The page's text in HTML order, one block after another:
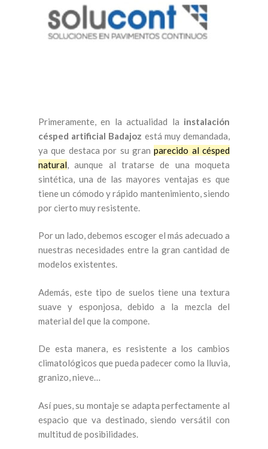
Primeramente, en la actualidad la instalación
césped artificial Badajoz está muy demandada,
ya que destaca por su granparecido al césped
natural , aunque al tratarse de una moqueta
sintética, una de las mayores ventajas es que
tiene un cómodo y rápido mantenimiento, siendo
por cierto muy resistente.
Por un lado, debemos escoger el más adecuado a
nuestras necesidades entre la gran cantidad de
modelos existentes.
Además, este tipo de suelos tiene una textura
suave y esponjosa, debido a la mezcla del
material del que la compone.
De esta manera, es resistente a los cambios
climatológicos que pueda padecer como la lluvia,
granizo, nieve…
Así pues, su montaje se adapta perfectamente al
espacio que va destinado, siendo versátil con
multitud de posibilidades.